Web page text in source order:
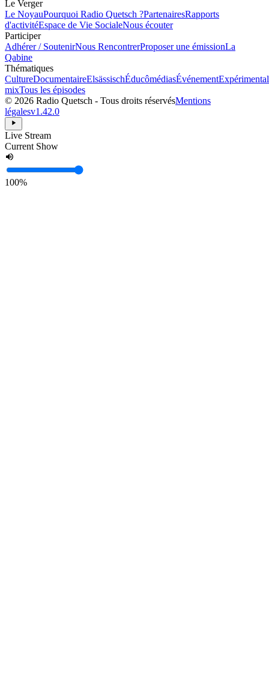
Le Verger
Le NoyauPourquoi Radio Quetsch ?PartenairesRapports
d'activitéEspace de Vie SocialeNous écouter
Participer
Adhérer / SoutenirNous RencontrerProposer une émissionLa
Qabine
Thématiques
CultureDocumentaireElsässischÉducômédiasÉvénementExpérimental
mixTous les épisodes
© 2026 Radio Quetsch - Tous droits réservésMentions
légalesv1.42.0
Live Stream
Current Show
100%